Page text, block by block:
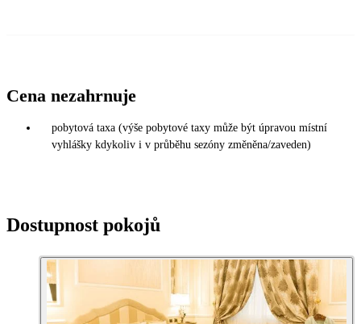
Cena nezahrnuje
pobytová taxa (výše pobytové taxy může být úpravou místní
vyhlášky kdykoliv i v průběhu sezóny změněna/zaveden)
Dostupnost pokojů